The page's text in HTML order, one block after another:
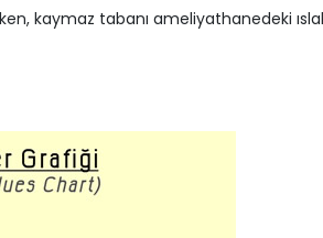
kaymaz tabanı ameliyathanedeki